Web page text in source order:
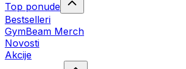
Top ponude
Bestselleri
GymBeam Merch
Novosti
Akcije